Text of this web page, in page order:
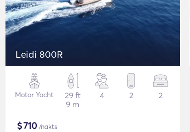
Leidi 800R
Motor Yacht
29 ft
9 m
4 2 2
$710 /nakts